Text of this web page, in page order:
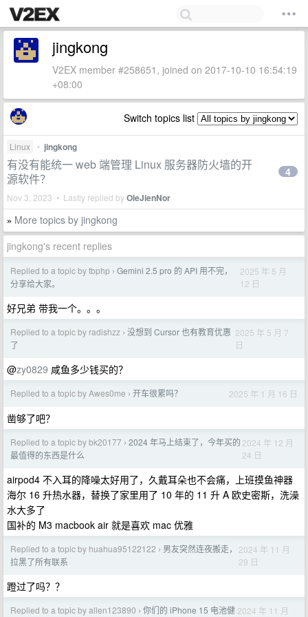
jingkong
V2EX member #258651, joined on 2017-10-10 16:54:19
+08:00
Switch topics list
Linux • jingkong
有没有能统一 web 端管理 Linux 服务器防火墙的开
源软件？
Nov 3, 2023 • Lastly replied byOleJienNor
4
» More topics by jingkong
jingkong's recent replies
Replied to a topic by tbphp › Gemini 2.5 pro 的 API 用不完，
分享给大家。
2025 年 5 月
12 日
好兄弟 带我一个。。。
Replied to a topic by radishzz › 没想到 Cursor 也有教育优惠
了
2025 年 5 月 7
日
@zy0829 咸鱼多少钱买的？
Replied to a topic by Awes0me › 开车很累吗？ 2025 年 1 月 16 日
凿够了吧？
Replied to a topic by bk20177 › 2024 年马上结束了，今年买的
最值得的东西是什么
2024 年 12 月
24 日
airpod4 不入耳的降噪太好用了，久戴耳朵也不会痛，上班摸鱼神器
海尔 16 升热水器，替换了家里用了 10 年的 11 升 A 欧史密斯，洗澡
水大多了
国补的 M3 macbook air 就是喜欢 mac 优雅
Replied to a topic by huahua95122122 › 男友突然连夜搬走，
拉黑了所有联系
2024 年 11 月
29 日
蹬过了吗？？
Replied to a topic by allen123890 › 你们的 iPhone 15 电池健 2024 年 11 月